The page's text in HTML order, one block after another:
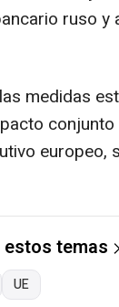
ruso
medidas
temas
UE